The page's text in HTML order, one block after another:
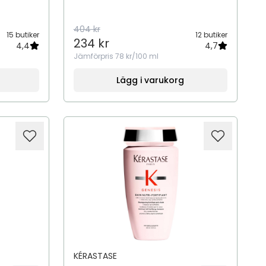
15 butiker
4,4
404 kr
234 kr
12 butiker
4,7
Jämförpris 78 kr/100 ml
Lägg i varukorg
KÉRASTASE